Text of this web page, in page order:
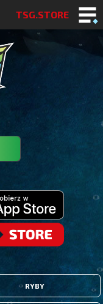
TSG.STORE
RYBY